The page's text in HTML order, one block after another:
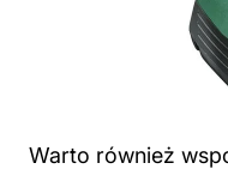
Warto również